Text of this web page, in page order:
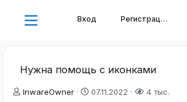
Вход Регистрация
Нужна помощь с иконками
А
InwareOwner
Д
07.11.2022 4 тыс.